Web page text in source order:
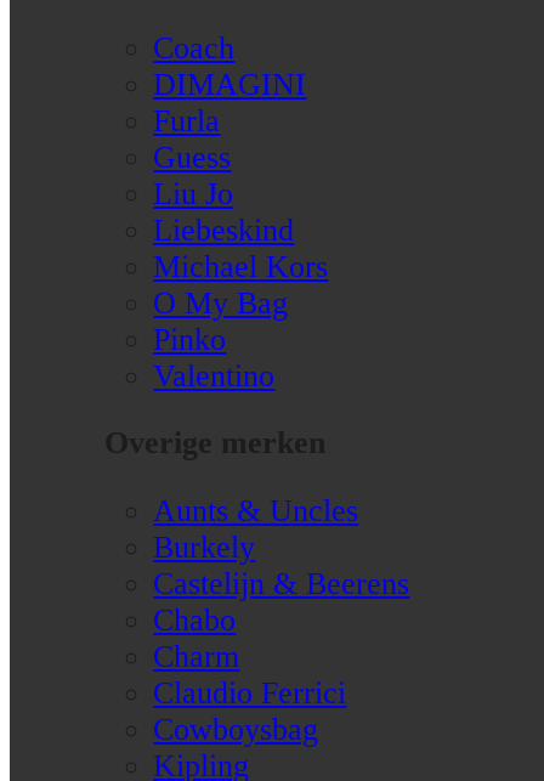
Coach
DIMAGINI
Furla
Guess
Liu Jo
Liebeskind
Michael Kors
O My Bag
Pinko
Valentino
Overige merken
Aunts & Uncles
Burkely
Castelijn & Beerens
Chabo
Charm
Claudio Ferrici
Cowboysbag
Kipling